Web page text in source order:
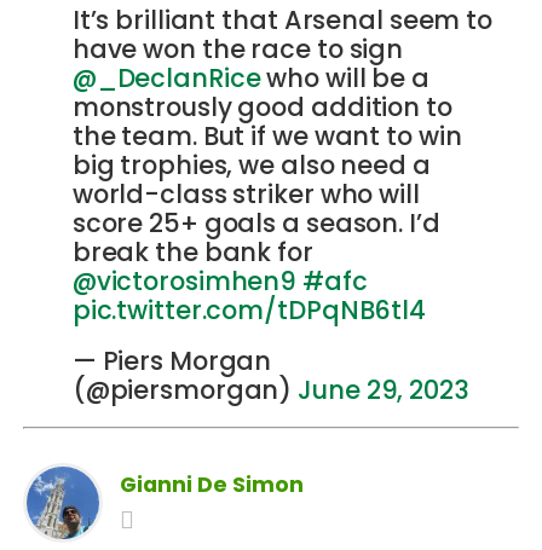
It’s brilliant that Arsenal seem to
have won the race to sign
@_DeclanRicewho will be a
monstrously good addition to
the team. But if we want to win
big trophies, we also need a
world-class striker who will
score 25+ goals a season. I’d
break the bank for
@victorosimhen9 #afc
pic.twitter.com/tDPqNB6tl4
— Piers Morgan
(@piersmorgan) June 29, 2023
Gianni De Simon